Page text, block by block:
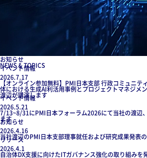
お知らせ
NEWS & TOPICS
イベント情報
2026.7.17
【オンライン参加無料】PMI日本支部 行政コミュニ
体における生成AI利活用事例とプロジェクトマネジメ
渡辺が講演します
イベント情報
2026.5.21
7/13~8/31にPMI日本フォーラム2026にて当社の渡辺
ます
お知らせ
2026.4.16
当社渡辺のPMI日本支部理事就任および研究成果発表
リリース
2026.4.1
自治体DX支援に向けたITガバナンス強化の取り組みを